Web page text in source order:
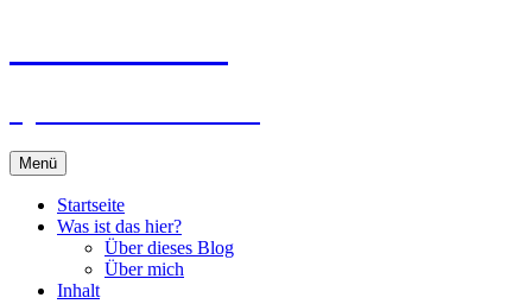
Menü
Startseite
Was ist das hier?
Über dieses Blog
Über mich
Inhalt